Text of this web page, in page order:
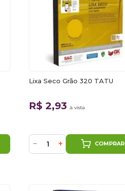
Lixa Seco Grão 320 TATU
R$ 2,93 à vista
− + COMPRAR